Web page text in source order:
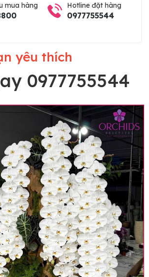
khi đặt hàng
chậu hoa lan hồ điệp đẹp và
được phối ghép từ nhiều cây hoa
toàn thủ công nên có thể sẽ
chút giữa sản phẩm thực tế và
hoa lan còn phụ thuộc theo mùa
mua hàng Hotline đặt hàng
0977755544
yêu thích
0977755544